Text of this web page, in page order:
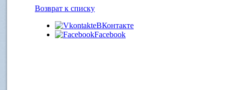
Возврат к списку
ВКонтакте
Facebook